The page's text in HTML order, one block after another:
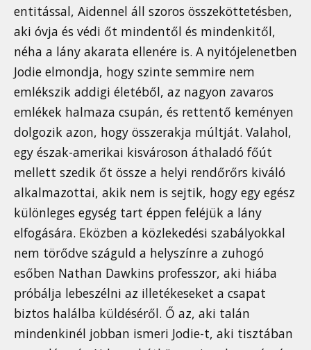
entitással, Aidennel áll szoros összeköttetésben,
aki óvja és védi őt mindentől és mindenkitől,
néha a lány akarata ellenére is. A nyitójelenetben
Jodie elmondja, hogy szinte semmire nem
emlékszik addigi életéből, az nagyon zavaros
emlékek halmaza csupán, és rettentő keményen
dolgozik azon, hogy összerakja múltját. Valahol,
egy észak-amerikai kisvároson áthaladó főút
mellett szedik őt össze a helyi rendőrőrs kiváló
alkalmazottai, akik nem is sejtik, hogy egy egész
különleges egység tart éppen feléjük a lány
elfogására. Eközben a közlekedési szabályokkal
nem törődve száguld a helyszínre a zuhogó
esőben Nathan Dawkins professzor, aki hiába
próbálja lebeszélni az illetékeseket a csapat
biztos halálba küldéséről. Ő az, aki talán
mindenkinél jobban ismeri Jodie-t, aki tisztában